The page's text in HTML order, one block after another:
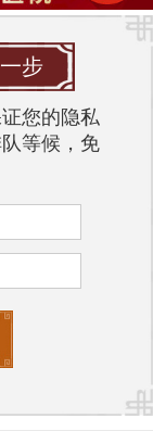
布。
使用了过于
肤屏障受
加等环境因
些疾病的信
可能通过皮
以下是一些
步
您的隐私
等候，免